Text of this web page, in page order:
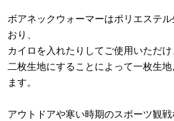
ボアネックウォーマーはポリエステ
おり、
カイロを入れたりしてご使用いただけ
二枚生地にすることによって一枚生
ます。
アウトドアや寒い時期のスポーツ観